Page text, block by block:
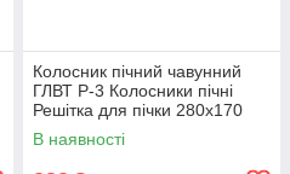
Колосник пічний чавунний
ГЛВТ Р-3 Колосники пічні
Решітка для пічки 280х170
мм Колосникові решітки
В наявності